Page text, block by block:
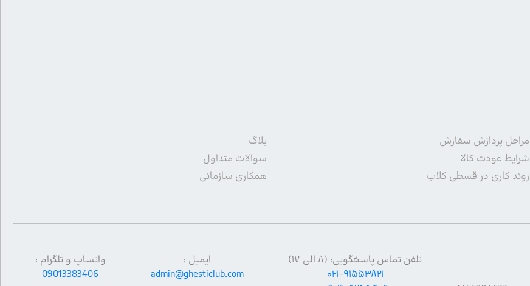
مراحل پردازش سفارش
بلاگ
شرایط عودت کالا
سوالات متداول
روند کاری در قسطی کلاب
همکاری سازمانی
تلفن تماس پاسخگویی: (۸ الی ۱۷)
۰۲۱-۹۱۵۵۳۸۲۱
ایمیل :
admin@ghesticlub.com
واتساپ و تلگرام :
09013383406